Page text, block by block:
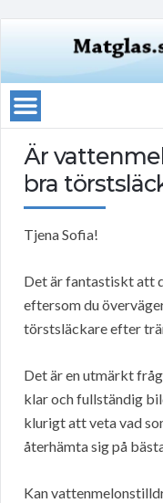
Är
bra
Tjena Sofia!
Det är fantastiskt att
eftersom du
törstsläckare efter
Det är en utmärkt
klar och fullständig
klurigt att veta vad
återhämta sig på
Kan